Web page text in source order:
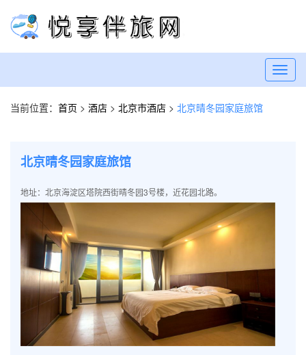
当前位置： 首页 > 酒店 > 北京市酒店 > 北京晴冬园家庭旅馆
北京晴冬园家庭旅馆
地址：北京海淀区塔院西街晴冬园3号楼，近花园北路。